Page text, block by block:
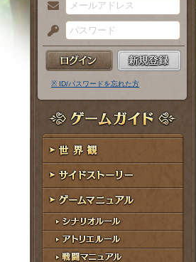
メ
ー
ル
ア
ド
レ
ス
パ
ス
ー
ド
※ ID/パスワードを忘れた方
ゲームガイド
世界観
サイドストーリー
ゲームマニュアル
シナリオルール
アトリエルール